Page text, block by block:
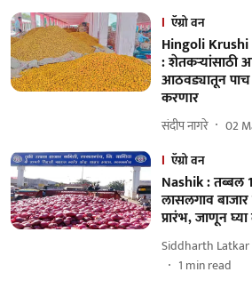
ऍग्रो वन
Hingoli
: शेतकऱ्यांसाठी
आठवड्यातून
करणार
संदीप नागरे 02
ऍग्रो वन
Nashik : तब्बल
लासलगाव
प्रारंभ, जाणून
Siddharth Latkar
1 min read